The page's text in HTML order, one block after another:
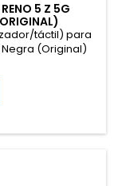
5 Z 5G
táctil) para
Negra (Original)